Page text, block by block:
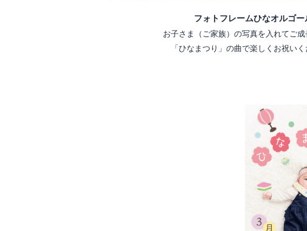
フォトフレームひなオルゴー
お子さま（ご家族）の写真を入れてご成
「ひなまつり」の曲で楽しくお祝いく